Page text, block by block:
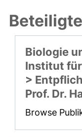
Biologie
Institut
>
Prof. Dr.
Browse